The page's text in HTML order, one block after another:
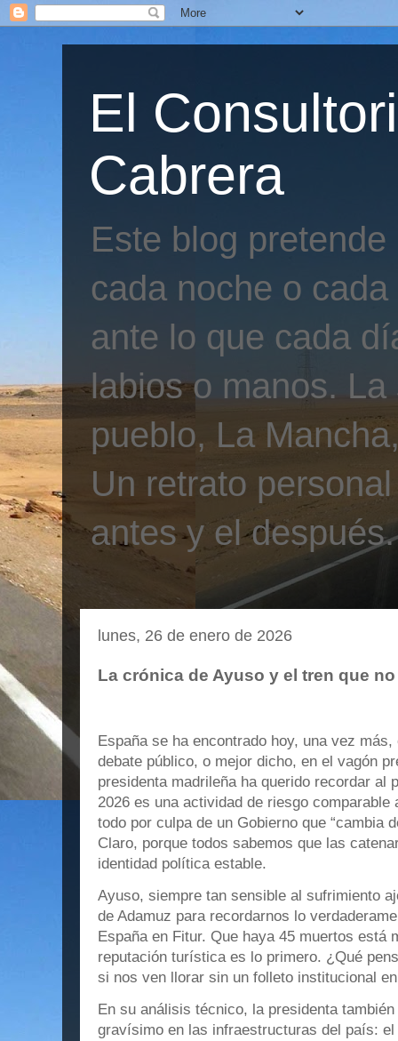
El
Cabrera
Este blog
cada noche o
ante lo que cada
labios o manos.
pueblo, La
Un retrato
antes y el después.
lunes, 26 de enero de 2026
La crónica de Ayuso y el tren que
España se ha encontrado hoy, una vez
debate público, o mejor dicho, en el vagón
presidenta madrileña ha querido recordar al
2026 es una actividad de riesgo
todo por culpa de un Gobierno que “cambia
Claro, porque todos sabemos que las
identidad política estable.
Ayuso, siempre tan sensible al sufrimiento
de Adamuz para recordarnos lo
España en Fitur. Que haya 45 muertos está
reputación turística es lo primero. ¿Qué
si nos ven llorar sin un folleto institucional
En su análisis técnico, la presidenta
gravísimo en las infraestructuras del país: